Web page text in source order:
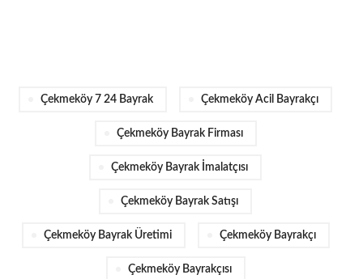
Çekmeköy 7 24 Bayrak Çekmeköy Acil Bayrakçı
Çekmeköy Bayrak Firması
Çekmeköy Bayrak İmalatçısı
Çekmeköy Bayrak Satışı
Çekmeköy Bayrak Üretimi Çekmeköy Bayrakçı
Çekmeköy Bayrakçısı